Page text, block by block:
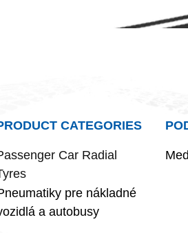
CATEGORIES
Car Radial
pre nákladné
a autobusy